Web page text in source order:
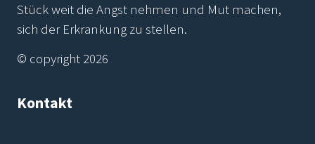
Stück weit die Angst nehmen und Mut machen,
sich der Erkrankung zu stellen.
© copyright 2026
Kontakt